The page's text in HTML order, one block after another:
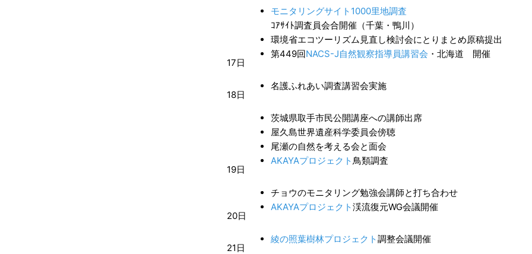
17日
モニタリングサイト1000里地調査
ｺｱｻｲﾄ調査員会合開催（千葉・鴨川）
環境省エコツーリズム見直し検討会にとりまとめ原稿提出
第449回NACS-J自然観察指導員講習会 ・北海道 開催
18日
名護ふれあい調査講習会実施
19日
茨城県取手市民公開講座への講師出席
屋久島世界遺産科学委員会傍聴
尾瀬の自然を考える会と面会
AKAYAプロジェクト 鳥類調査
20日
チョウのモニタリング勉強会講師と打ち合わせ
AKAYAプロジェクト渓流復元WG会議開催
21日
綾の照葉樹林プロジェクト調整会議開催